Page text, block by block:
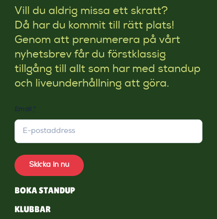
Vill du aldrig missa ett skratt?
Då har du kommit till rätt plats!
Genom att prenumerera på vårt
nyhetsbrev får du förstklassig
tillgång till allt som har med standup
och liveunderhållning att göra.
Email *
Skicka in nu
BOKA STANDUP
KLUBBAR